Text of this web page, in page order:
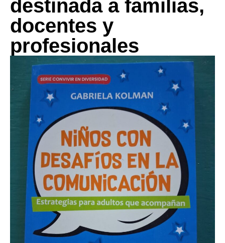
destinada a familias,
docentes y
profesionales